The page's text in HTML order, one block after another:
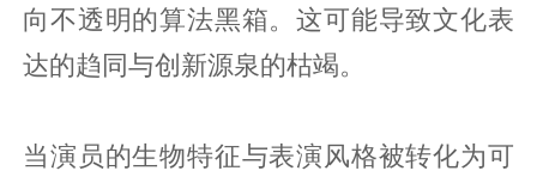
向不透明的算法黑箱。这可能导致文化表
达的趋同与创新源泉的枯竭。
当演员的生物特征与表演风格被转化为可